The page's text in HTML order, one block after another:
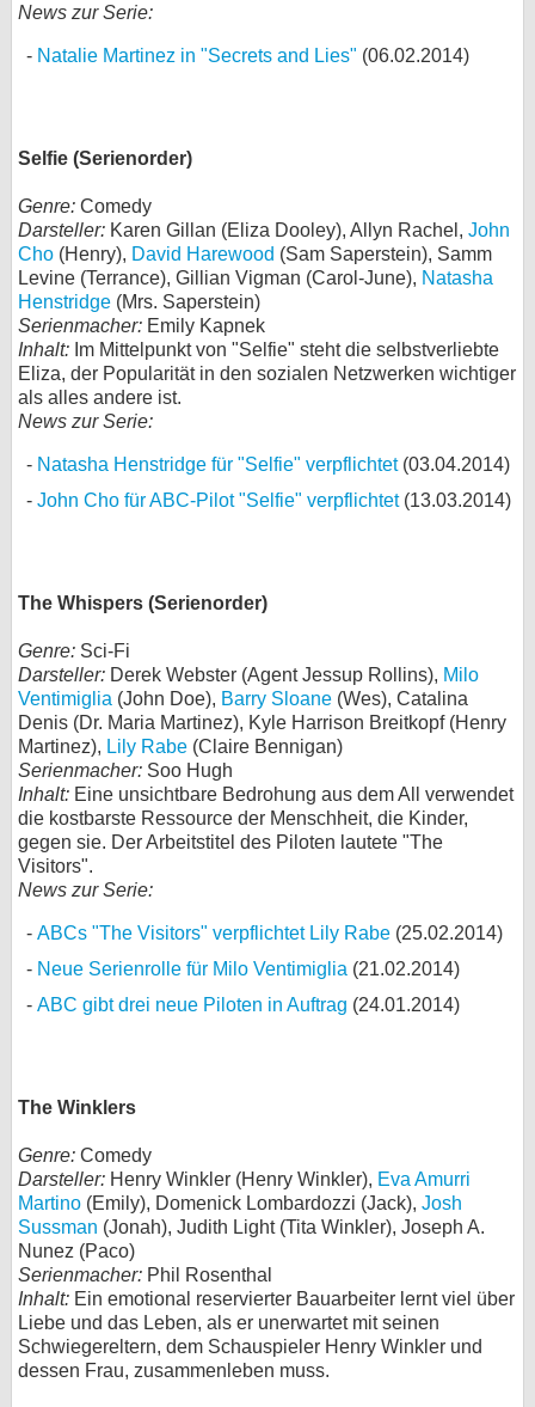
News zur Serie:
Natalie Martinez in "Secrets and Lies" (06.02.2014)
Selfie (Serienorder)
Genre: Comedy
Darsteller: Karen Gillan (Eliza Dooley), Allyn Rachel, John
Cho (Henry), David Harewood (Sam Saperstein), Samm
Levine (Terrance), Gillian Vigman (Carol-June), Natasha
Henstridge (Mrs. Saperstein)
Serienmacher: Emily Kapnek
Inhalt: Im Mittelpunkt von "Selfie" steht die selbstverliebte
Eliza, der Popularität in den sozialen Netzwerken wichtiger
als alles andere ist.
News zur Serie:
Natasha Henstridge für "Selfie" verpflichtet(03.04.2014)
John Cho für ABC-Pilot "Selfie" verpflichtet(13.03.2014)
The Whispers (Serienorder)
Genre: Sci-Fi
Darsteller: Derek Webster (Agent Jessup Rollins), Milo
Ventimiglia (John Doe), Barry Sloane (Wes), Catalina
Denis (Dr. Maria Martinez), Kyle Harrison Breitkopf (Henry
Martinez), Lily Rabe (Claire Bennigan)
Serienmacher: Soo Hugh
Inhalt: Eine unsichtbare Bedrohung aus dem All verwendet
die kostbarste Ressource der Menschheit, die Kinder,
gegen sie. Der Arbeitstitel des Piloten lautete "The
Visitors".
News zur Serie:
ABCs "The Visitors" verpflichtet Lily Rabe (25.02.2014)
Neue Serienrolle für Milo Ventimiglia (21.02.2014)
ABC gibt drei neue Piloten in Auftrag (24.01.2014)
The Winklers
Genre: Comedy
Darsteller: Henry Winkler (Henry Winkler), Eva Amurri
Martino (Emily), Domenick Lombardozzi (Jack), Josh
Sussman (Jonah), Judith Light (Tita Winkler), Joseph A.
Nunez (Paco)
Serienmacher: Phil Rosenthal
Inhalt: Ein emotional reservierter Bauarbeiter lernt viel über
Liebe und das Leben, als er unerwartet mit seinen
Schwiegereltern, dem Schauspieler Henry Winkler und
dessen Frau, zusammenleben muss.